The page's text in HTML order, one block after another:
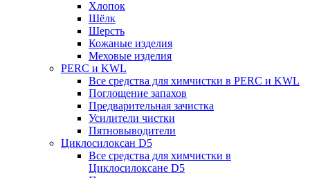
Хлопок
Шёлк
Шерсть
Кожаные изделия
Меховые изделия
PERC и KWL
Все средства для химчистки в PERC и KWL
Поглощение запахов
Предварительная зачистка
Усилители чистки
Пятновыводители
Циклосилоксан D5
Все средства для химчистки в
Циклосилоксане D5